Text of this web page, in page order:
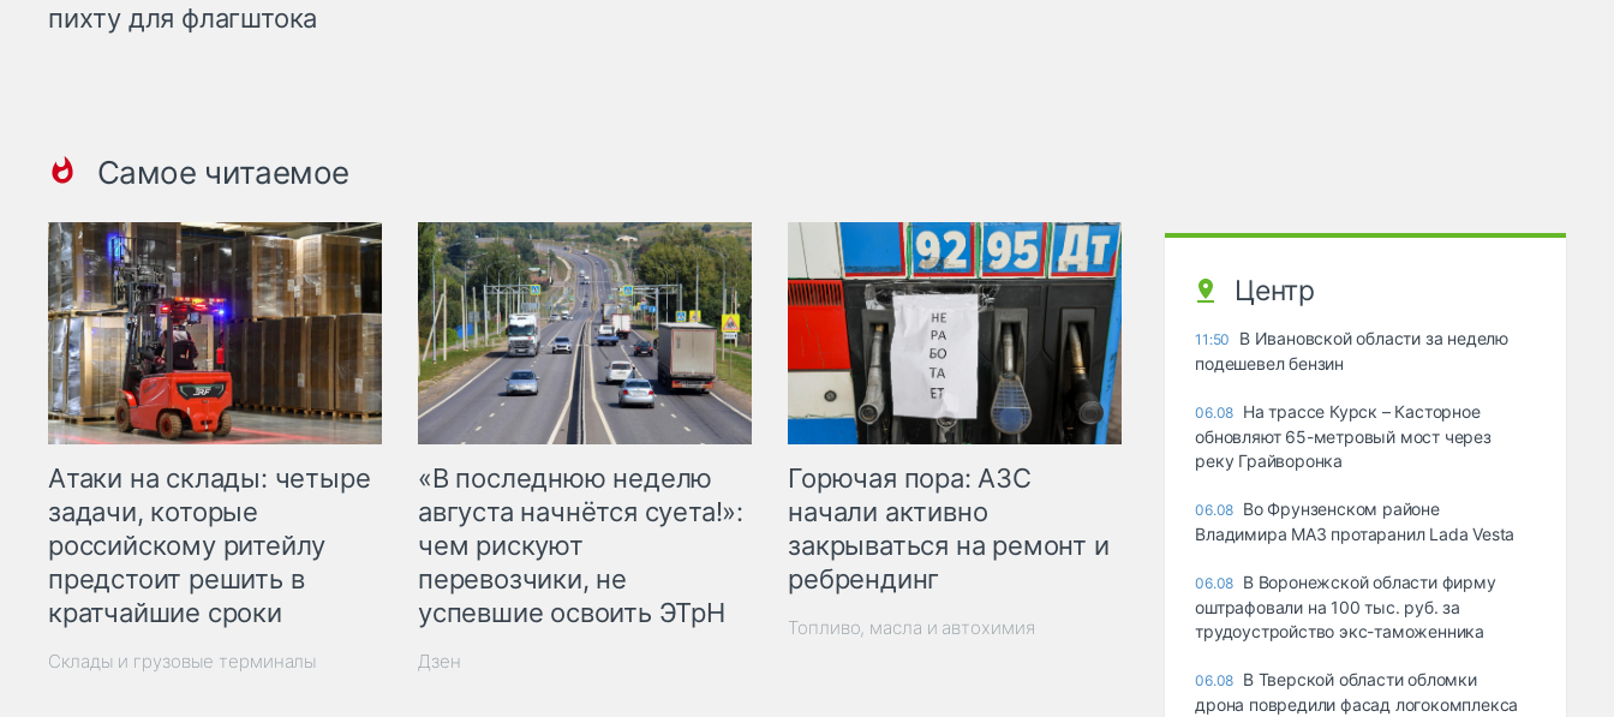
пихту для флагштока
Самое читаемое
Атаки на склады: четыре
задачи, которые
российскому ритейлу
предстоит решить в
кратчайшие сроки
Склады и грузовые терминалы
«В последнюю неделю
августа начнётся суета!»:
чем рискуют
перевозчики, не
успевшие освоить ЭТрН
Дзен
Горючая пора: АЗС
начали активно
закрываться на ремонт и
ребрендинг
Топливо, масла и автохимия
Центр
11:50
В Ивановской области за неделю
подешевел бензин
06.08 На трассе Курск – Касторное
обновляют 65-метровый мост через
реку Грайворонка
06.08 Во Фрунзенском районе
Владимира МАЗ протаранил Lada Vesta
06.08 В Воронежской области фирму
оштрафовали на 100 тыс. руб. за
трудоустройство экс-таможенника
06.08 В Тверской области обломки
дрона повредили фасад логокомплекса